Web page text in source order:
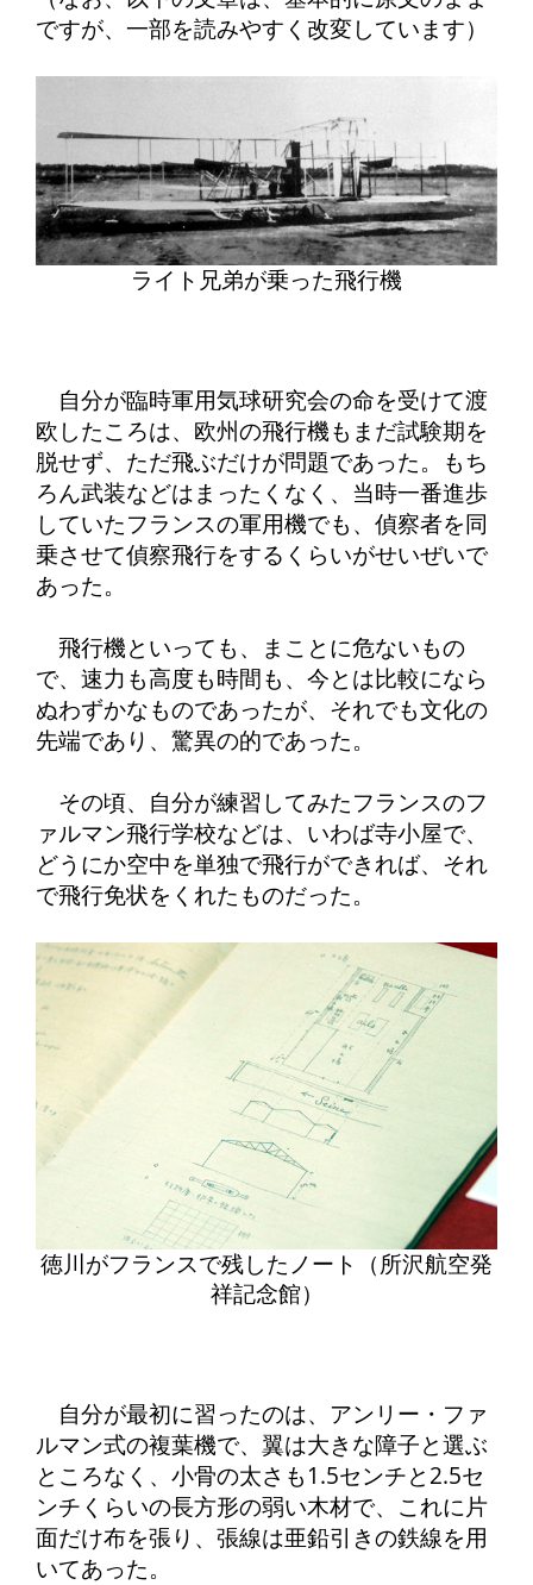
ですが、一部を読みやすく改変しています）
ライト兄弟が乗った飛行機
自分が臨時軍用気球研究会の命を受けて渡
欧したころは、欧州の飛行機もまだ試験期を
脱せず、ただ飛ぶだけが問題であった。もち
ろん武装などはまったくなく、当時一番進歩
していたフランスの軍用機でも、偵察者を同
乗させて偵察飛行をするくらいがせいぜいで
あった。
飛行機といっても、まことに危ないもの
で、速力も高度も時間も、今とは比較になら
ぬわずかなものであったが、それでも文化の
先端であり、驚異の的であった。
その頃、自分が練習してみたフランスのフ
ァルマン飛行学校などは、いわば寺小屋で、
どうにか空中を単独で飛行ができれば、それ
で飛行免状をくれたものだった。
徳川がフランスで残したノート（所沢航空発
祥記念館）
自分が最初に習ったのは、アンリー・ファ
ルマン式の複葉機で、翼は大きな障子と選ぶ
ところなく、小骨の太さも1.5センチと2.5セ
ンチくらいの長方形の弱い木材で、これに片
面だけ布を張り、張線は亜鉛引きの鉄線を用
いてあった。